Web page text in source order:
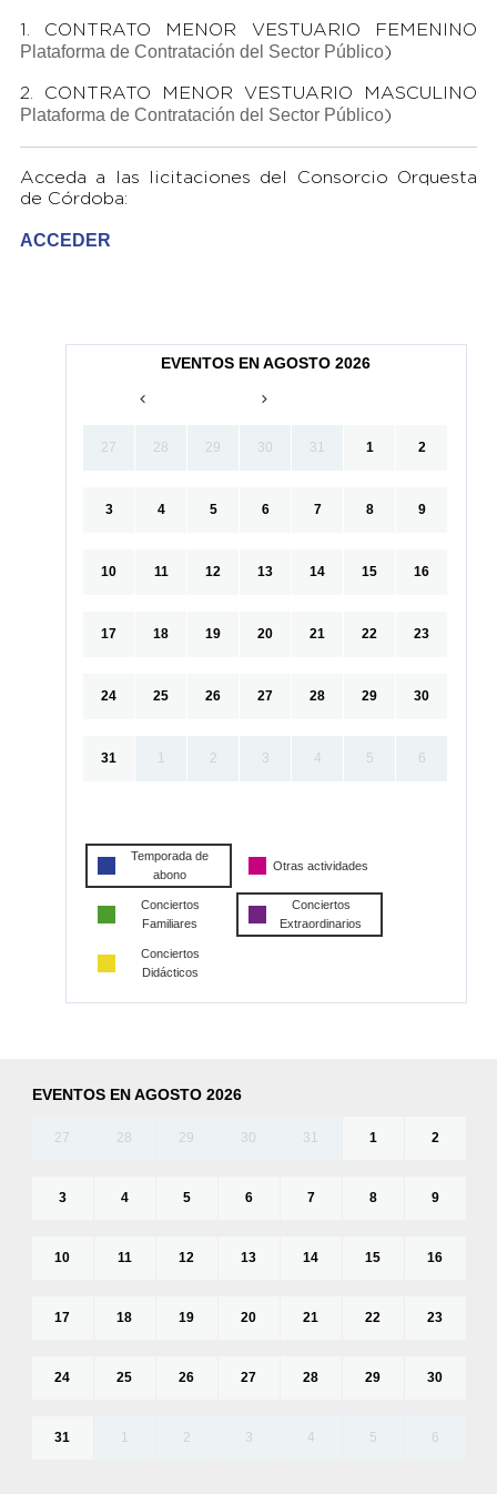
1. CONTRATO MENOR VESTUARIO FEMENINO
Plataforma de Contratación del Sector Público)
2. CONTRATO MENOR VESTUARIO MASCULINO
Plataforma de Contratación del Sector Público)
Acceda a las licitaciones del Consorcio Orquesta
de Córdoba:
ACCEDER
EVENTOS EN AGOSTO 2026
27 28 29 30 31 1 2
3 4 5 6 7 8 9
10 11 12 13 14 15 16
17 18 19 20 21 22 23
24 25 26 27 28 29 30
31 1 2 3 4 5 6
Temporada de
abono
Otras actividades
Conciertos
Familiares
Conciertos
Extraordinarios
Conciertos
Didácticos
EVENTOS EN AGOSTO 2026
27 28 29 30 31 1 2
3 4 5 6 7 8 9
10 11 12 13 14 15 16
17 18 19 20 21 22 23
24 25 26 27 28 29 30
31 1 2 3 4 5 6